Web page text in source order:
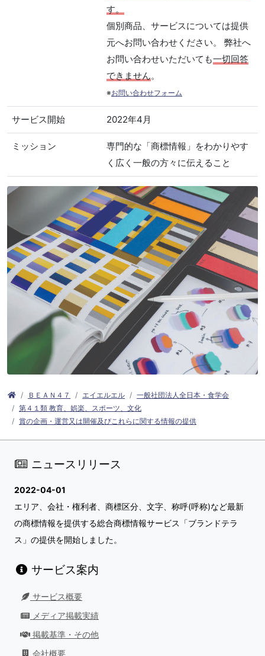
す。
個別商品、サービスについては提供
元へお問い合わせください。 弊社へ
お問い合わせいただいても一切回答
できません。
※お問い合わせフォーム
サービス開始 2022年4月
ミッション
専門的な「商標情報」をわかりやす
く広く一般の方々に伝えること
ＢＥＡＮ４７ エイエルエル
一般社団法人全日本・食学会
第４１類 教育、娯楽、スポーツ、文化
賞の企画・運営又は開催及びこれらに関する情報の提供
ニュースリリース
2022-04-01
エリア、会社・権利者、商標区分、文字、称呼(呼称)など最新
の商標情報を提供する総合商標情報サービス「ブランドテラ
ス」の提供を開始しました。
サービス案内
サービス概要
メディア掲載実績
掲載基準・その他
会社概要